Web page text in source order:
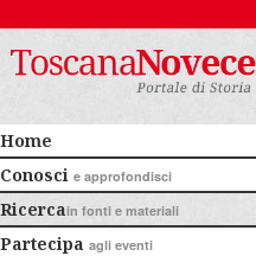
Home
Conosci e approfondisci
Ricercain fonti e materiali
Partecipa agli eventi